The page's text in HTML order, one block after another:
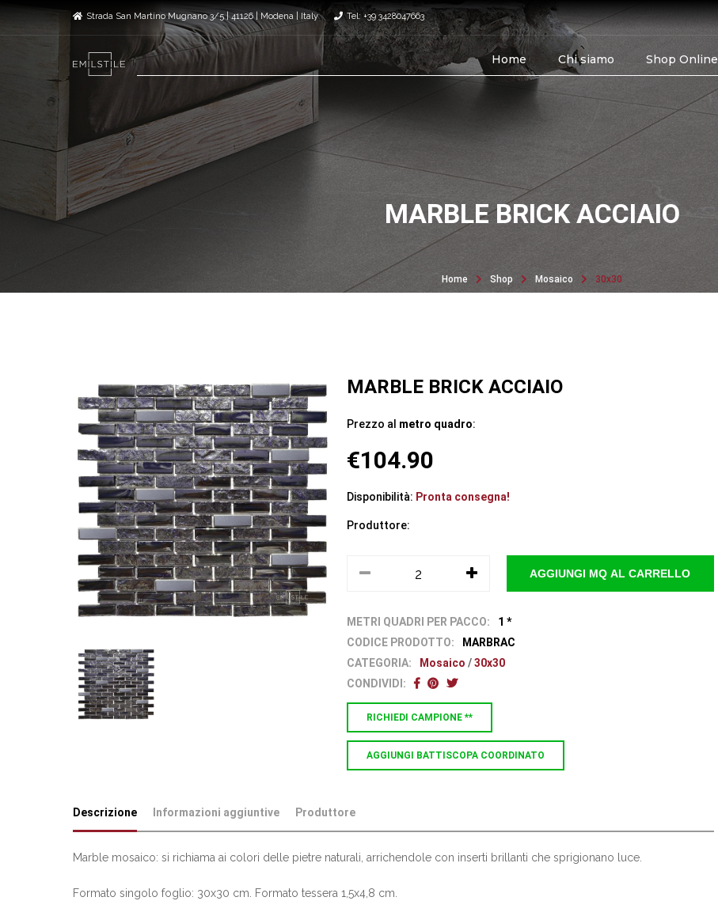
Strada San Martino Mugnano 3/5 | 41126 | Modena | Italy Tel: +39 3428047663
Home Chi siamo Shop Online
MARBLE BRICK ACCIAIO
Home Shop Mosaico 30x30
MARBLE BRICK ACCIAIO
Prezzo al metro quadro:
€104.90
Disponibilità: Pronta consegna!
Produttore:
METRI QUADRI PER PACCO:
1 *
CODICE PRODOTTO:
MARBRAC
CATEGORIA:
Mosaico /30x30
CONDIVIDI:
RICHIEDI CAMPIONE **
AGGIUNGI BATTISCOPA COORDINATO
Descrizione Informazioni aggiuntive Produttore
Marble mosaico: si richiama ai colori delle pietre naturali, arrichendole con inserti brillanti che sprigionano luce.
Formato singolo foglio: 30x30 cm. Formato tessera 1,5x4,8 cm.